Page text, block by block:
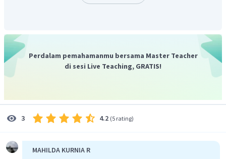
Mencari AC dari fungsi TC:
Mencari MC dari fungsi TC:
Perdalam pemahamanmu bersama Master Teacher
di sesi Live Teaching, GRATIS!
3 4.2 (5 rating)
MAHILDA KURNIA R